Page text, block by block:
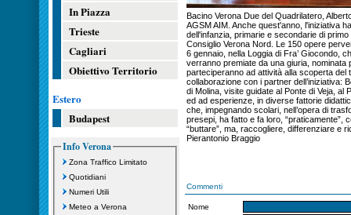
In Piazza
Trieste
Cagliari
Obiettivo Territorio
Estero
Budapest
Info Verona
Zona Traffico Limitato
Quotidiani
Numeri Utili
Meteo a Verona
Bacino Verona Due del Quadrilatero,
AGSM AIM. Anche quest'anno, l'iniziativa
dell'infanzia, primarie e secondarie di
Consiglio Verona Nord. Le 150 opere
6 gennaio, nella Loggia di Fra’ Giocondo,
verranno premiate da una giuria,
parteciperanno ad attività alla scoperta del
collaborazione con i partner dell’iniziativa:
di Molina, visite guidate al Ponte di Veja, al
ed ad esperienze, in diverse fattorie
che, impegnando scolari, nell’opera di
presepi, ha fatto e fa loro, “praticamente”,
“buttare”, ma, raccogliere, differenziare e
Pierantonio Braggio
Commenti
Nome